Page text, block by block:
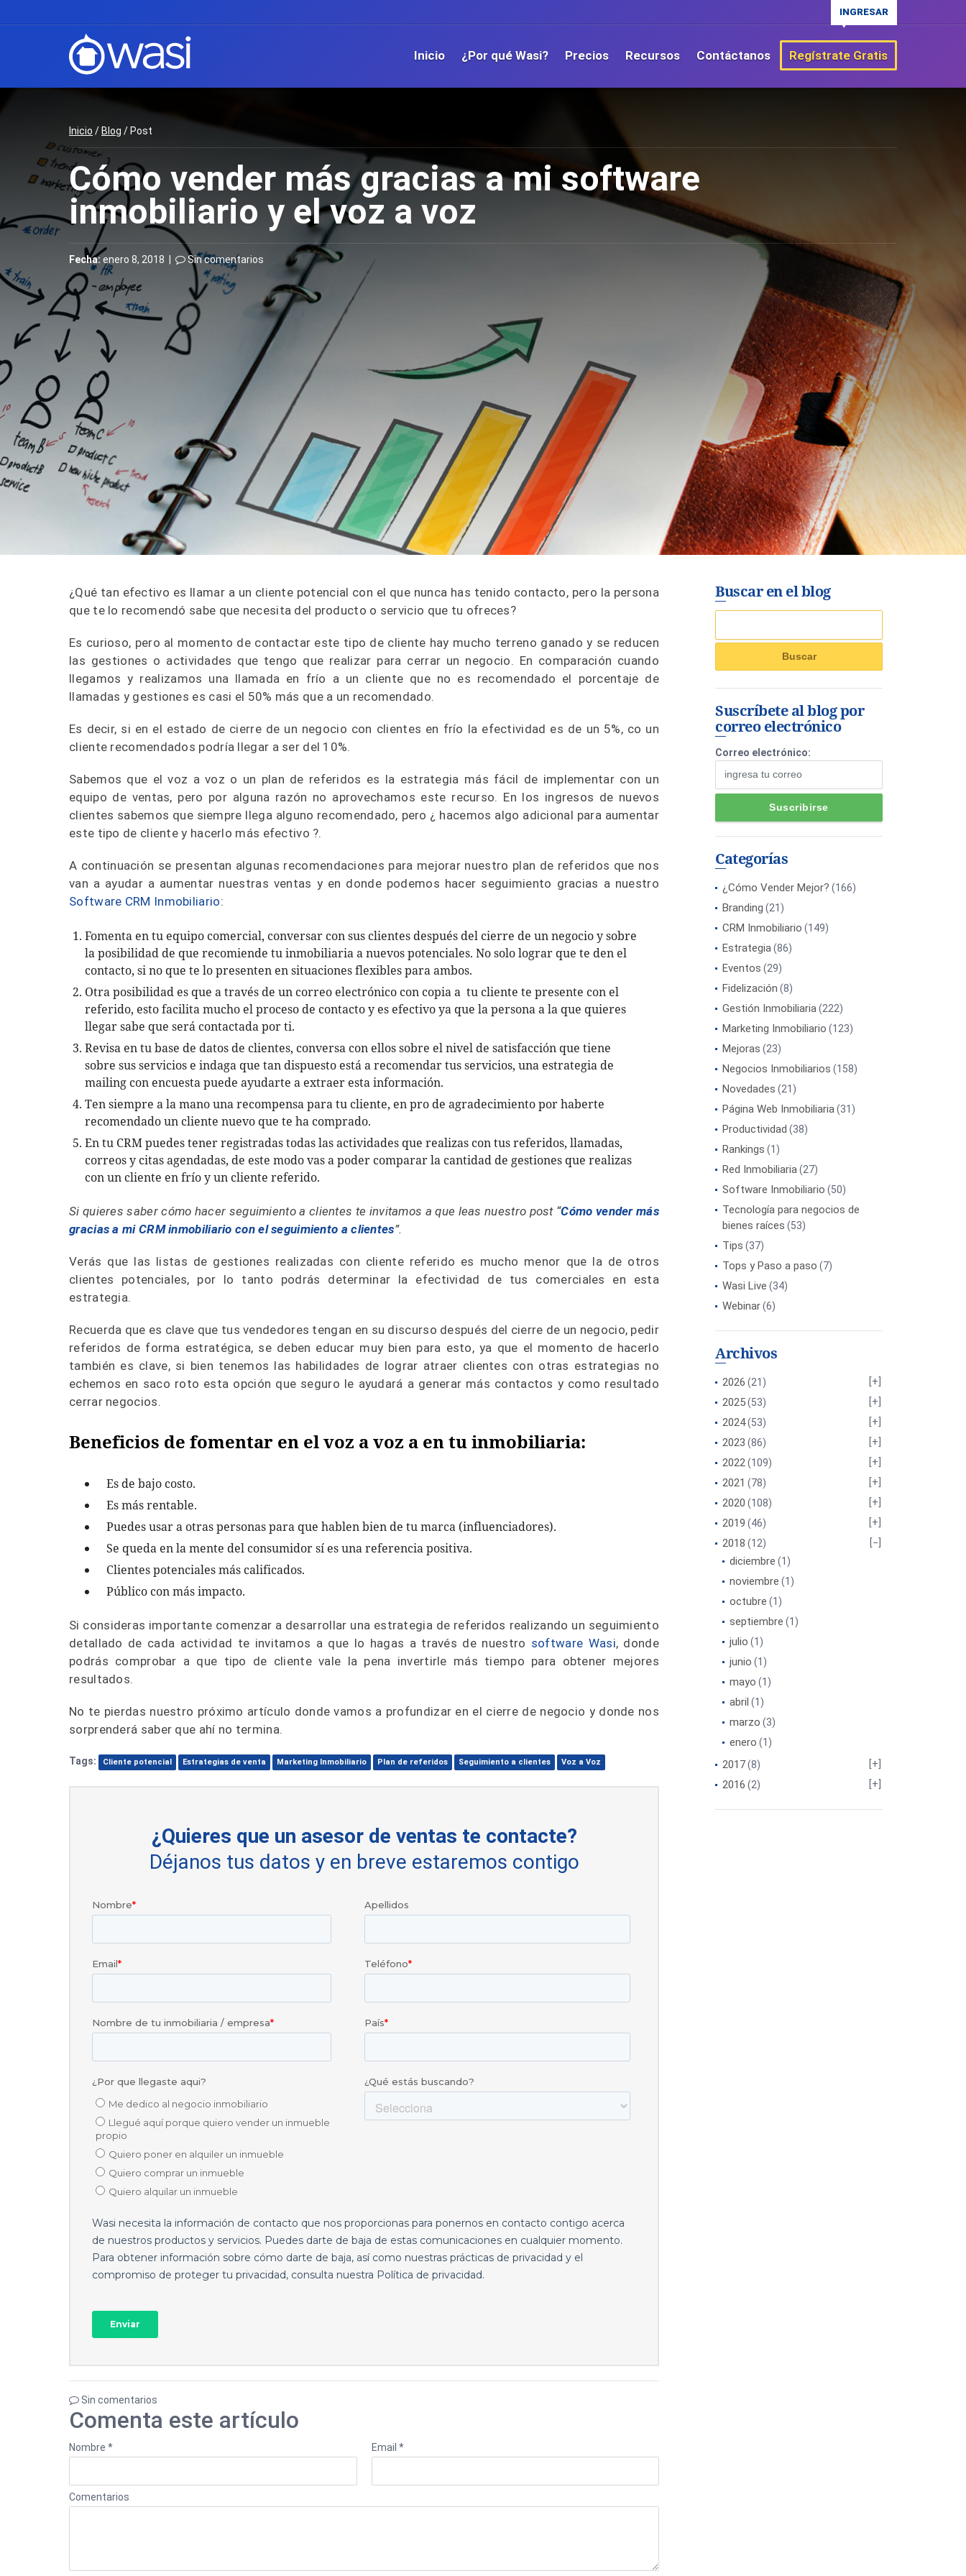
INGRESAR
Inicio ¿Por qué Wasi? Precios Recursos Contáctanos Regístrate Gratis
Inicio / Blog / Post
Cómo vender más gracias a mi software
inmobiliario y el voz a voz
Fecha: enero 8, 2018 | Sin comentarios
¿Qué tan efectivo es llamar a un cliente potencial con el que nunca has tenido contacto, pero la persona
que te lo recomendó sabe que necesita del producto o servicio que tu ofreces?
Es curioso, pero al momento de contactar este tipo de cliente hay mucho terreno ganado y se reducen
las gestiones o actividades que tengo que realizar para cerrar un negocio. En comparación cuando
llegamos y realizamos una llamada en frío a un cliente que no es recomendado el porcentaje de
llamadas y gestiones es casi el 50% más que a un recomendado.
Es decir, si en el estado de cierre de un negocio con clientes en frío la efectividad es de un 5%, co un
cliente recomendados podría llegar a ser del 10%.
Sabemos que el voz a voz o un plan de referidos es la estrategia más fácil de implementar con un
equipo de ventas, pero por alguna razón no aprovechamos este recurso. En los ingresos de nuevos
clientes sabemos que siempre llega alguno recomendado, pero ¿ hacemos algo adicional para aumentar
este tipo de cliente y hacerlo más efectivo ?.
A continuación se presentan algunas recomendaciones para mejorar nuestro plan de referidos que nos
van a ayudar a aumentar nuestras ventas y en donde podemos hacer seguimiento gracias a nuestro
Software CRM Inmobiliario:
Fomenta en tu equipo comercial, conversar con sus clientes después del cierre de un negocio y sobre
la posibilidad de que recomiende tu inmobiliaria a nuevos potenciales. No solo lograr que te den el
contacto, si no que te lo presenten en situaciones flexibles para ambos.
Otra posibilidad es que a través de un correo electrónico con copia a tu cliente te presente con el
referido, esto facilita mucho el proceso de contacto y es efectivo ya que la persona a la que quieres
llegar sabe que será contactada por ti.
Revisa en tu base de datos de clientes, conversa con ellos sobre el nivel de satisfacción que tiene
sobre sus servicios e indaga que tan dispuesto está a recomendar tus servicios, una estrategia de
mailing con encuesta puede ayudarte a extraer esta información.
Ten siempre a la mano una recompensa para tu cliente, en pro de agradecimiento por haberte
recomendado un cliente nuevo que te ha comprado.
En tu CRM puedes tener registradas todas las actividades que realizas con tus referidos, llamadas,
correos y citas agendadas, de este modo vas a poder comparar la cantidad de gestiones que realizas
con un cliente en frío y un cliente referido.
Si quieres saber cómo hacer seguimiento a clientes te invitamos a que leas nuestro post “Cómo vender más
gracias a mi CRM inmobiliario con el seguimiento a clientes”.
Verás que las listas de gestiones realizadas con cliente referido es mucho menor que la de otros
clientes potenciales, por lo tanto podrás determinar la efectividad de tus comerciales en esta
estrategia.
Recuerda que es clave que tus vendedores tengan en su discurso después del cierre de un negocio, pedir
referidos de forma estratégica, se deben educar muy bien para esto, ya que el momento de hacerlo
también es clave, si bien tenemos las habilidades de lograr atraer clientes con otras estrategias no
echemos en saco roto esta opción que seguro le ayudará a generar más contactos y como resultado
cerrar negocios.
Beneficios de fomentar en el voz a voz a en tu inmobiliaria:
Es de bajo costo.
Es más rentable.
Puedes usar a otras personas para que hablen bien de tu marca (influenciadores).
Se queda en la mente del consumidor sí es una referencia positiva.
Clientes potenciales más calificados.
Público con más impacto.
Si consideras importante comenzar a desarrollar una estrategia de referidos realizando un seguimiento
detallado de cada actividad te invitamos a que lo hagas a través de nuestro software Wasi, donde
podrás comprobar a que tipo de cliente vale la pena invertirle más tiempo para obtener mejores
resultados.
No te pierdas nuestro próximo artículo donde vamos a profundizar en el cierre de negocio y donde nos
sorprenderá saber que ahí no termina.
Tags: Cliente potencial Estrategias de venta Marketing Inmobiliario Plan de referidos Seguimiento a clientes Voz a Voz
¿Quieres que un asesor de ventas te contacte?
Déjanos tus datos y en breve estaremos contigo
Sin comentarios
Comenta este artículo
Nombre * Email *
Comentarios
Buscar en el blog
Suscríbete al blog por
correo electrónico
Correo electrónico:
Categorías
¿Cómo Vender Mejor? (166)
Branding (21)
CRM Inmobiliario (149)
Estrategia(86)
Eventos (29)
Fidelización (8)
Gestión Inmobiliaria(222)
Marketing Inmobiliario (123)
Mejoras (23)
Negocios Inmobiliarios (158)
Novedades (21)
Página Web Inmobiliaria(31)
Productividad (38)
Rankings (1)
Red Inmobiliaria(27)
Software Inmobiliario (50)
Tecnología para negocios de
bienes raíces (53)
Tips (37)
Tops y Paso a paso (7)
Wasi Live (34)
Webinar(6)
Archivos
2026 (21)
2025(53)
2024(53)
2023 (86)
2022(109)
2021 (78)
2020 (108)
2019 (46)
2018 (12)
diciembre (1)
noviembre (1)
octubre (1)
septiembre (1)
julio (1)
junio (1)
mayo (1)
abril (1)
marzo (3)
enero (1)
2017(8)
2016 (2)